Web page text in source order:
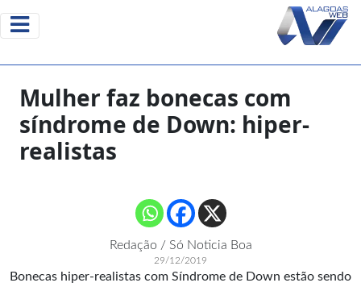
Mulher faz bonecas com
síndrome de Down: hiper-
realistas
Redação / Só Noticia Boa
29/12/2019
Bonecas hiper-realistas com Síndrome de Down estão sendo